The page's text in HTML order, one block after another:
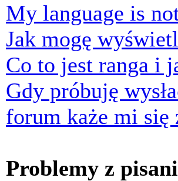
My language is
Jak mogę
Co to jest ranga i
Gdy próbuję
forum każe mi się
Problemy z